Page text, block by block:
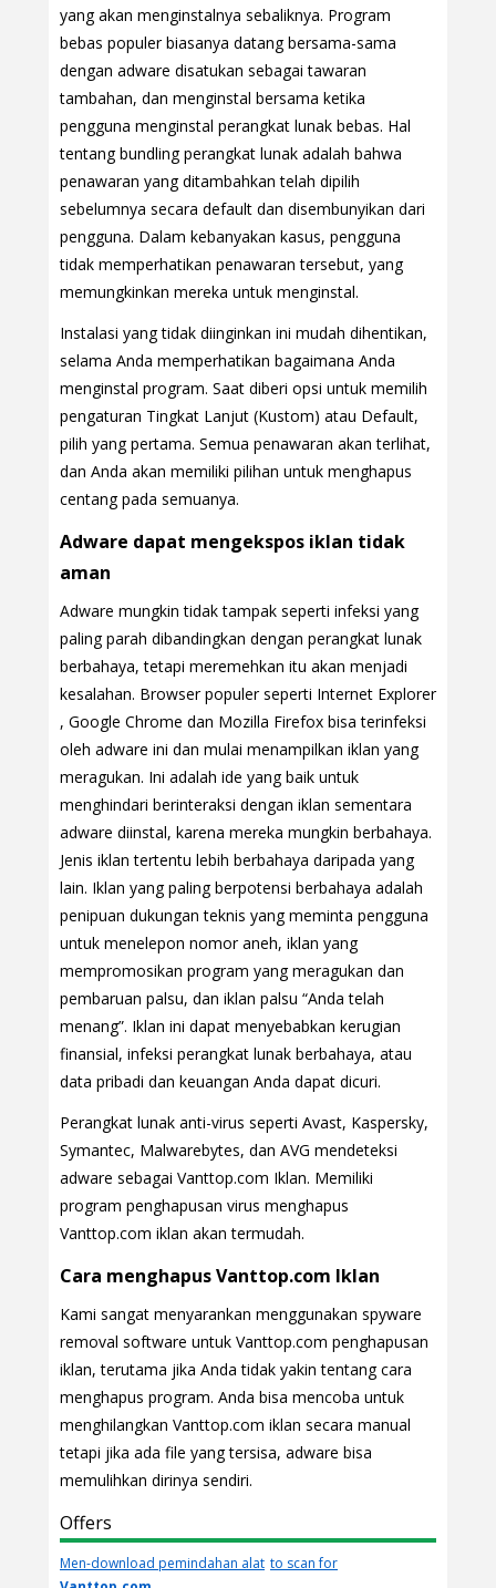
yang akan menginstalnya sebaliknya. Program
bebas populer biasanya datang bersama-sama
dengan adware disatukan sebagai tawaran
tambahan, dan menginstal bersama ketika
pengguna menginstal perangkat lunak bebas. Hal
tentang bundling perangkat lunak adalah bahwa
penawaran yang ditambahkan telah dipilih
sebelumnya secara default dan disembunyikan dari
pengguna. Dalam kebanyakan kasus, pengguna
tidak memperhatikan penawaran tersebut, yang
memungkinkan mereka untuk menginstal.
Instalasi yang tidak diinginkan ini mudah dihentikan,
selama Anda memperhatikan bagaimana Anda
menginstal program. Saat diberi opsi untuk memilih
pengaturan Tingkat Lanjut (Kustom) atau Default,
pilih yang pertama. Semua penawaran akan terlihat,
dan Anda akan memiliki pilihan untuk menghapus
centang pada semuanya.
Adware dapat mengekspos iklan tidak
aman
Adware mungkin tidak tampak seperti infeksi yang
paling parah dibandingkan dengan perangkat lunak
berbahaya, tetapi meremehkan itu akan menjadi
kesalahan. Browser populer seperti Internet Explorer
, Google Chrome dan Mozilla Firefox bisa terinfeksi
oleh adware ini dan mulai menampilkan iklan yang
meragukan. Ini adalah ide yang baik untuk
menghindari berinteraksi dengan iklan sementara
adware diinstal, karena mereka mungkin berbahaya.
Jenis iklan tertentu lebih berbahaya daripada yang
lain. Iklan yang paling berpotensi berbahaya adalah
penipuan dukungan teknis yang meminta pengguna
untuk menelepon nomor aneh, iklan yang
mempromosikan program yang meragukan dan
pembaruan palsu, dan iklan palsu “Anda telah
menang”. Iklan ini dapat menyebabkan kerugian
finansial, infeksi perangkat lunak berbahaya, atau
data pribadi dan keuangan Anda dapat dicuri.
Perangkat lunak anti-virus seperti Avast, Kaspersky,
Symantec, Malwarebytes, dan AVG mendeteksi
adware sebagai Vanttop.com Iklan. Memiliki
program penghapusan virus menghapus
Vanttop.com iklan akan termudah.
Cara menghapus Vanttop.com Iklan
Kami sangat menyarankan menggunakan spyware
removal software untuk Vanttop.com penghapusan
iklan, terutama jika Anda tidak yakin tentang cara
menghapus program. Anda bisa mencoba untuk
menghilangkan Vanttop.com iklan secara manual
tetapi jika ada file yang tersisa, adware bisa
memulihkan dirinya sendiri.
Offers
Men-download pemindahan alat to scan for